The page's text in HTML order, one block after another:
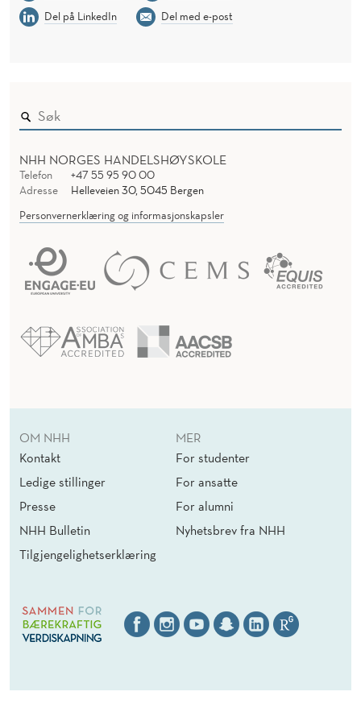
Del på LinkedIn
Del med e-post
NHH NORGES HANDELSHØYSKOLE
Telefon
+47 55 95 90 00
Adresse
Helleveien 30, 5045 Bergen
Personvernerklæring og informasjonskapsler
OM NHH
Kontakt
Ledige stillinger
Presse
NHH Bulletin
Tilgjengelighetserklæring
MER
For studenter
For ansatte
For alumni
Nyhetsbrev fra NHH